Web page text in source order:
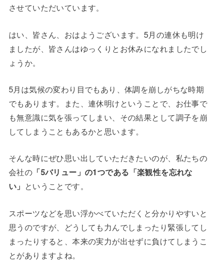
させていただいています。
はい、皆さん、おはようございます。5月の連休も明け
ましたが、皆さんはゆっくりとお休みになれましたでし
ょうか。
5月は気候の変わり目でもあり、体調を崩しがちな時期
でもあります。また、連休明けということで、お仕事で
も無意識に気を張ってしまい、その結果として調子を崩
してしまうこともあるかと思います。
そんな時にぜひ思い出していただきたいのが、私たちの
会社の 「5バリュー」の1つである「楽観性を忘れな
い」 ということです。
スポーツなどを思い浮かべていただくと分かりやすいと
思うのですが、どうしても力んでしまったり緊張してし
まったりすると、本来の実力が出せずに負けてしまうこ
とがありますよね。